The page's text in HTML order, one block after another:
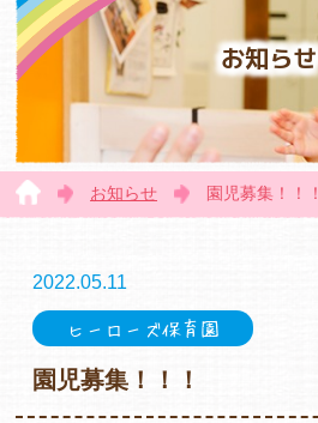
TOP
会社概要
お知らせ
お知らせ 園児募集！！！
2022.05.11
ヒーローズ保育園
園児募集！！！